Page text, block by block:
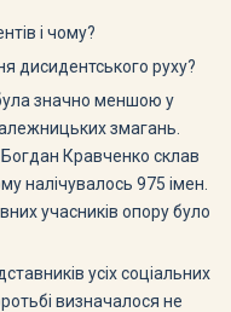
і чому?
дисидентського руху?
значно меншою у
змагань.
Богдан Кравченко склав
налічувалось 975 імен.
учасників опору було
усіх соціальних
визначалося не